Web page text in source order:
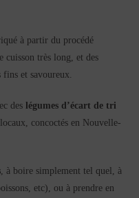
à partir du procédé
cuisson très long, et des
et savoureux.
des légumes d’écart de tri
concoctés en Nouvelle-
, à boire simplement tel quel, à
etc), ou à prendre en